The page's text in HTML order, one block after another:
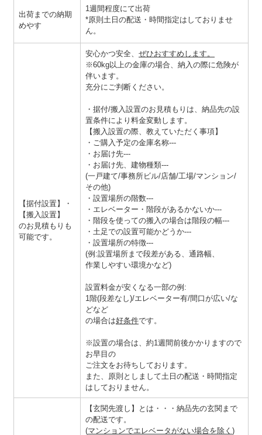
出荷までの納期
めやす
1週間程度にて出荷
*原則土日の配送・時間指定はしておりませ
ん。
【据付設置】・
【搬入設置】
のお見積もりも
可能です。
安心かつ安全、 ぜひおすすめします。
※60kg以上の金庫の場合 、納入の際に危険が
伴います。
充分にご判断ください。
・据付/搬入設置のお見積もりは、納品先の設
置条件により料金変動します。
【搬入設置の際、教えていただく事項】
・ご購入予定の金庫名称---
・お届け先---
・お届け先、建物種類---
(一戸建て/事務所ビル/店舗/工場/マンション/
その他)
・設置場所の階数---
・エレベーター・階段があるかないか---
・階段を使っての搬入の場合は階段の幅---
・土足での設置可能かどうか---
・設置場所の特徴---
(例:設置場所まで段差がある、通路幅、
作業しやすい環境かなど)
設置料金が安くなる一部の例:
1階(段差なし)/エレベーター有/間口が広い/な
どなど
の場合は好条件です。
※設置の場合は、約1週間前後かかりますので
お早目の
ご注文をお待ちしております。
また、原則としまして土日の配送・時間指定
はしておりません。
【玄関先渡し】とは・・・納品先の玄関まで
の配送です。
(マンションでエレベータがない場合を除く )